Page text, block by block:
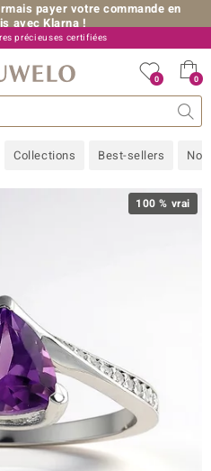
payer votre commande en
avec Klarna !
précieuses certifiées
54 10 36
0 0
Collections Best-sellers
Taille de bague
Pierres précieuses par couleur
savoir Nos conseils
Juwelo
100 % vrai